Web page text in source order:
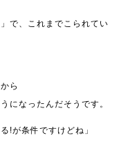
で、これまでこられてい
ら
になったんだそうです。
!が条件ですけどね」